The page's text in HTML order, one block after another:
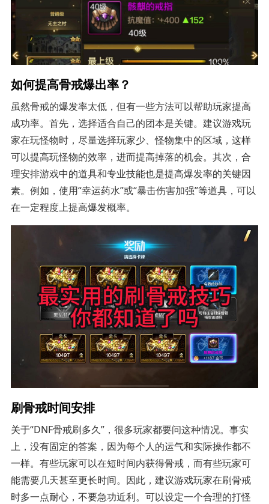
如何提高骨戒爆出率？
虽然骨戒的爆发率太低，但有一些方法可以帮助玩家提高
成功率。首先，选择适合自己的团本是关键。建议游戏玩
家在玩怪物时，尽量选择玩家少、怪物集中的区域，这样
可以提高玩怪物的效率，进而提高掉落的机会。其次，合
理安排游戏中的道具和专业技能也是提高爆发率的关键因
素。例如，使用“幸运药水”或“暴击伤害加强”等道具，可以
在一定程度上提高爆发概率。
刷骨戒时间安排
关于“DNF骨戒刷多久”，很多玩家都要问这种情况。事实
上，没有固定的答案，因为每个人的运气和实际操作都不
一样。有些玩家可以在短时间内获得骨戒，而有些玩家可
能需要几天甚至更长时间。因此，建议游戏玩家在刷骨戒
时多一点耐心，不要急功近利。可以设定一个合理的打怪